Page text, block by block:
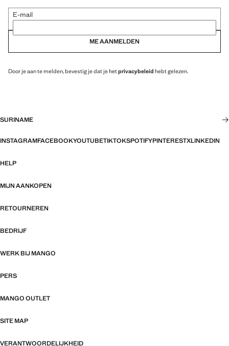
E-mail
ME AANMELDEN
Door je aan te melden, bevestig je dat je hetprivacybeleid hebt gelezen.
SURINAME
INSTAGRAMFACEBOOKYOUTUBETIKTOKSPOTIFYPINTERESTXLINKEDIN
HELP
MIJN AANKOPEN
RETOURNEREN
BEDRIJF
WERK BIJ MANGO
PERS
MANGO OUTLET
SITE MAP
VERANTWOORDELIJKHEID